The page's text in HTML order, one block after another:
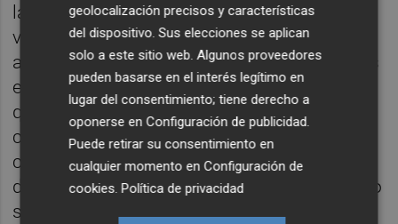
lado,
Tania Prades, operaria de limpieza
viaria, también expresa que desde que entró
a Lhicarsa ha tenido que recibir formaciones
específicas, pese a la creencia popular de
que este trabajo lo puede desempeñar
cualquier persona sin formación. En
concreto, Tania ha realizado cursos como el
de prevención de riesgos laborales, e incluso
se ha sacado el carné de conducir tipo C,
geolocalización precisos y características
del dispositivo. Sus elecciones se aplican
solo a este sitio web. Algunos proveedores
pueden basarse en el interés legítimo en
lugar del consentimiento; tiene derecho a
oponerse enConfiguración de publicidad.
Puede retirar su consentimiento en
cualquier momento enConfiguración de
cookies.Política de privacidad